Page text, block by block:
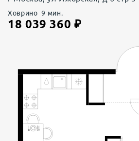
Ховрино 9 мин.
18 039 360 ₽